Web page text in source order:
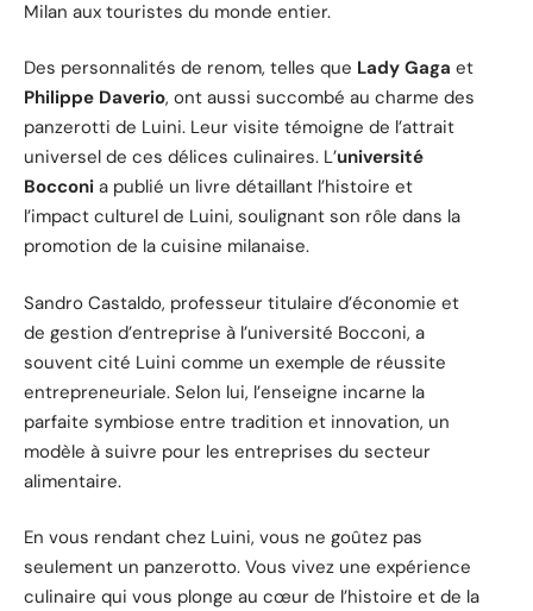
Milan aux touristes du monde entier.
Des personnalités de renom, telles que Lady Gaga et
Philippe Daverio, ont aussi succombé au charme des
panzerotti de Luini. Leur visite témoigne de l’attrait
universel de ces délices culinaires. L’université
Bocconi a publié un livre détaillant l’histoire et
l’impact culturel de Luini, soulignant son rôle dans la
promotion de la cuisine milanaise.
Sandro Castaldo, professeur titulaire d’économie et
de gestion d’entreprise à l’université Bocconi, a
souvent cité Luini comme un exemple de réussite
entrepreneuriale. Selon lui, l’enseigne incarne la
parfaite symbiose entre tradition et innovation, un
modèle à suivre pour les entreprises du secteur
alimentaire.
En vous rendant chez Luini, vous ne goûtez pas
seulement un panzerotto. Vous vivez une expérience
culinaire qui vous plonge au cœur de l’histoire et de la